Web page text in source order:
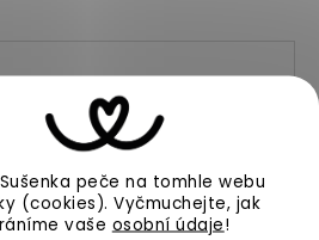
peče na tomhle webu
(cookies).Vyčmuchejte, jak
vaše osobní údaje!